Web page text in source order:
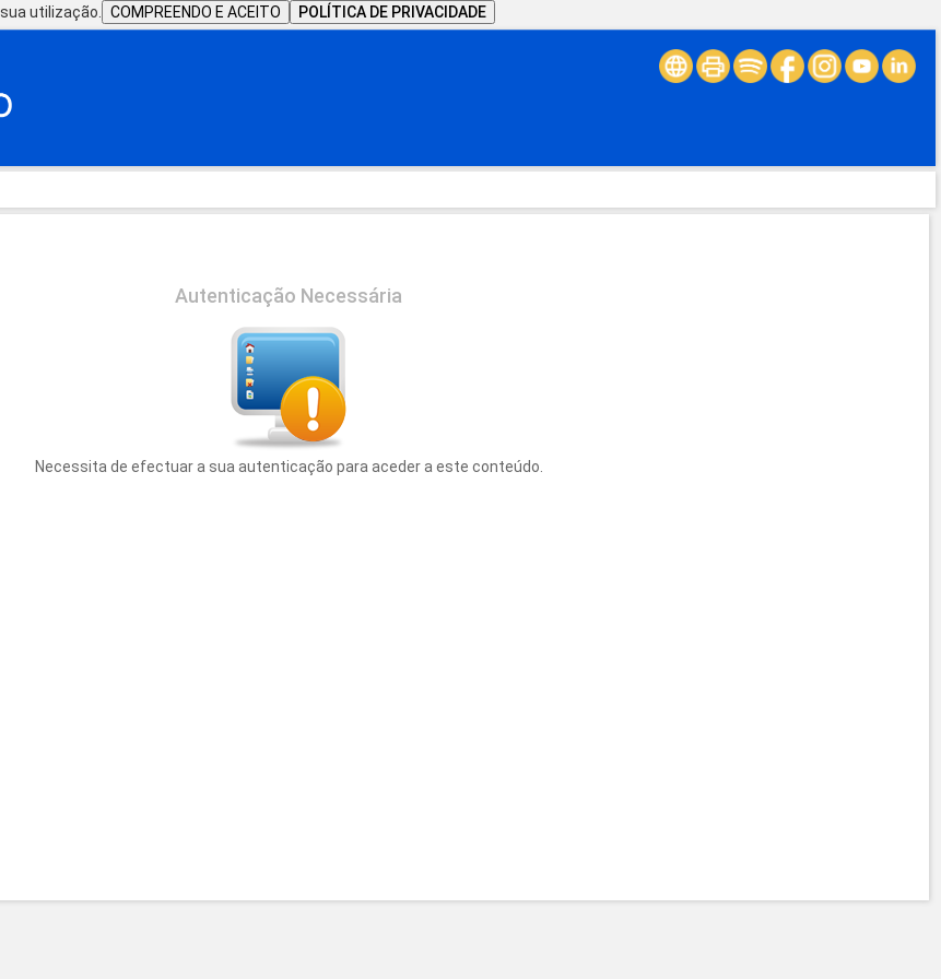
utilização. COMPREENDO E ACEITO POLÍTICA DE PRIVACIDADE
Autenticação Necessária
Necessita de efectuar a sua autenticação para aceder a este conteúdo.